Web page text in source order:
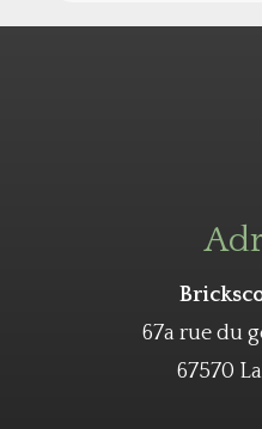
67a rue du
67570